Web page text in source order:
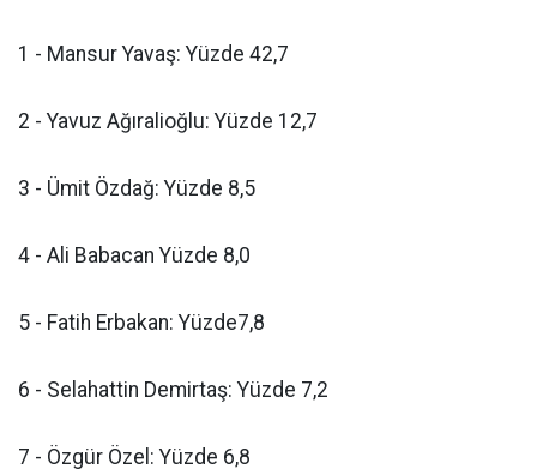
1 - Mansur Yavaş: Yüzde 42,7
2 - Yavuz Ağıralioğlu: Yüzde 12,7
3 - Ümit Özdağ: Yüzde 8,5
4 - Ali Babacan Yüzde 8,0
5 - Fatih Erbakan: Yüzde7,8
6 - Selahattin Demirtaş: Yüzde 7,2
7 - Özgür Özel: Yüzde 6,8